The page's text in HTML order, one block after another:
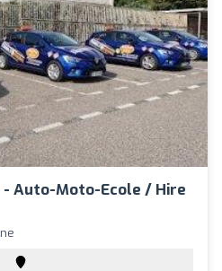
- Auto-Moto-Ecole / Hire